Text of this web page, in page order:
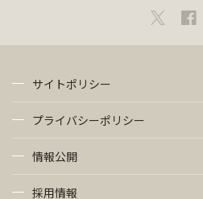
サイトポリシー
プライバシーポリシー
情報公開
採用情報